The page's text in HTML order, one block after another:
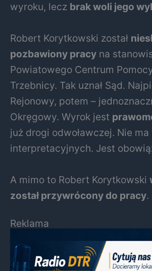
wyroku, lecz brak woli jego
Robert Korytkowski został
pozbawiony pracy na
Powiatowego Centrum
Trzebnicy. Tak uznał Sąd.
Rejonowy, potem –
Okręgowy. Wyrok jest
już drogi odwoławczej. Nie
interpretacyjnych. Jest
A mimo to Robert Korytkowski
został przywrócony do pracy.
Reklama